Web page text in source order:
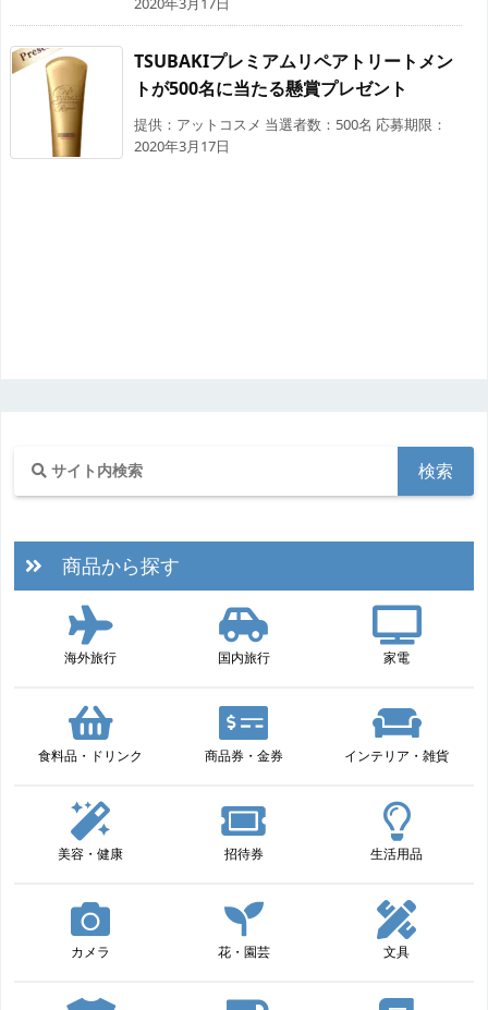
TSUBAKIプレミアムリペアトリートメン
トが500名に当たる懸賞プレゼント
提供：アットコスメ 当選者数：500名 応募期限：
2020年3月17日
商品から探す
海外旅行 国内旅行 家電
食料品・ドリンク 商品券・金券 インテリア・雑貨
美容・健康 招待券 生活用品
カメラ 花・園芸 文具